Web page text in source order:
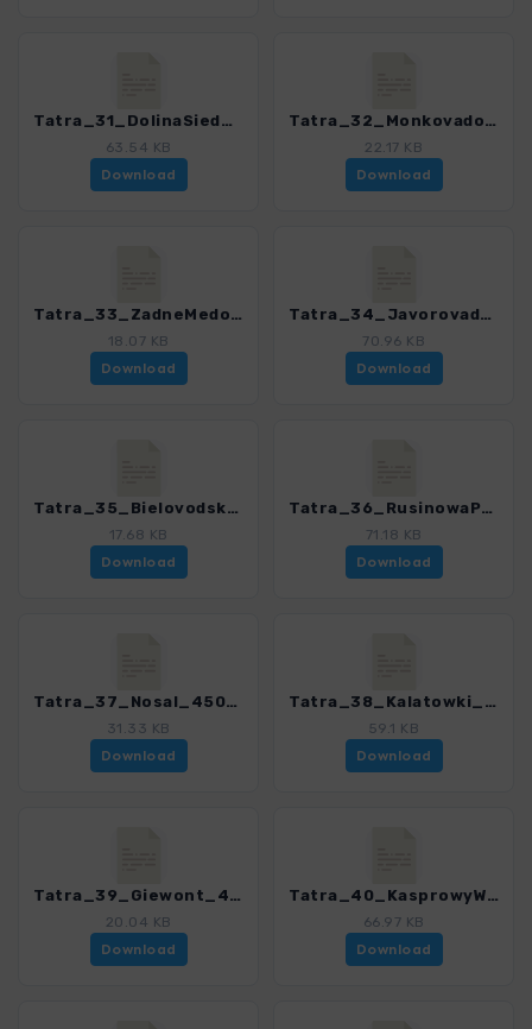
Tatra_31_DolinaSiedmichpramenov_4503_7.gpx
63.54 KB
Download
Tatra_32_Monkovadolina_4503_7.gpx
22.17 KB
Download
Tatra_33_ZadneMedodoly_4503_7.gpx
18.07 KB
Download
Tatra_34_Javorovadolina_4503_7.gpx
70.96 KB
Download
Tatra_35_Bielovodskadolina_4503_7.gpx
17.68 KB
Download
Tatra_36_RusinowaPolana_4503_7.gpx
71.18 KB
Download
Tatra_37_Nosal_4503_7.gpx
31.33 KB
Download
Tatra_38_Kalatowki_4503_7.gpx
59.1 KB
Download
Tatra_39_Giewont_4503_7.gpx
20.04 KB
Download
Tatra_40_KasprowyWierch_4503_7.gpx
66.97 KB
Download